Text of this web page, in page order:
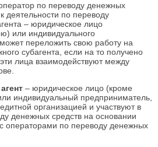
по переводу денежных
деятельности по переводу
– юридическое лицо
или индивидуального
переложить свою работу на
субагента, если на то получено
лица взаимодействуют между
– юридическое лицо (кроме
индивидуальный предприниматель,
организацией и участвуют в
денежных средств на основании
операторами по переводу денежных